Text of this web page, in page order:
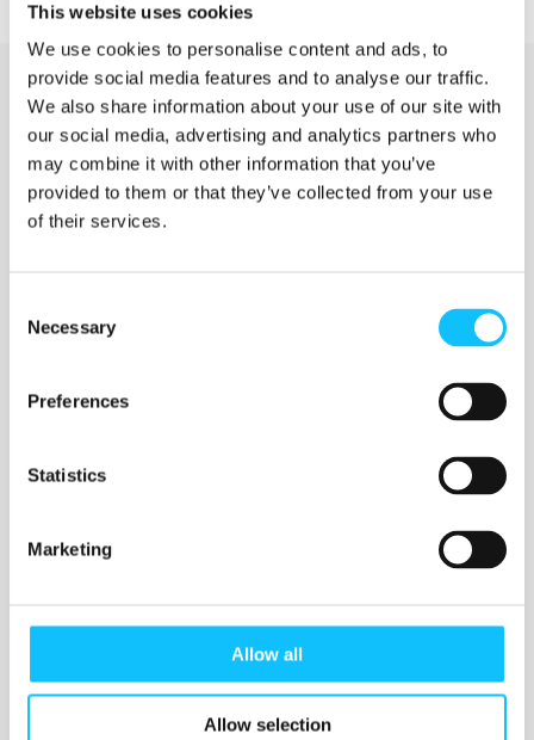
This website uses cookies
We use cookies to personalise content and ads, to
provide social media features and to analyse our traffic.
We also share information about your use of our site with
our social media, advertising and analytics partners who
may combine it with other information that you’ve
provided to them or that they’ve collected from your use
of their services.
Selection
Necessary
Preferences
Statistics
Marketing
Allow all
Allow selection
Katso myös
Jyväskylän ammattikorkeakoulu
Nurmijärven seurakunta